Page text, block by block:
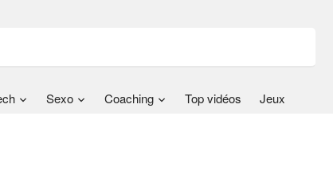
Sexo Coaching Top vidéos Jeux